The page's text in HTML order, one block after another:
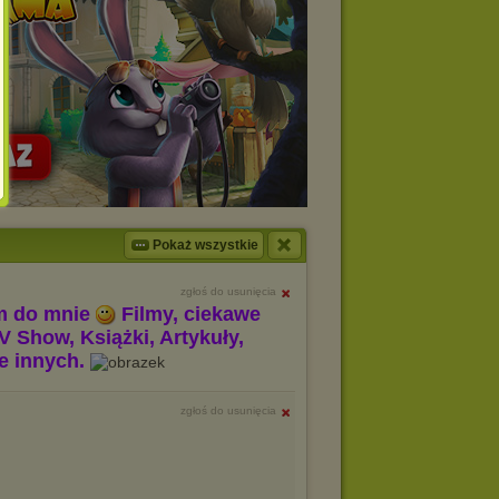
Pokaż wszystkie
zgłoś do usunięcia
do mnie
Filmy, ciekawe
Show, Książki, Artykuły,
innych.
zgłoś do usunięcia